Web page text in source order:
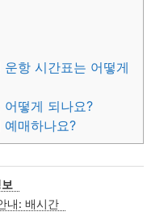
항 시간표는 어떻게
떻게 되나요?
매하나요?
내: 배시간